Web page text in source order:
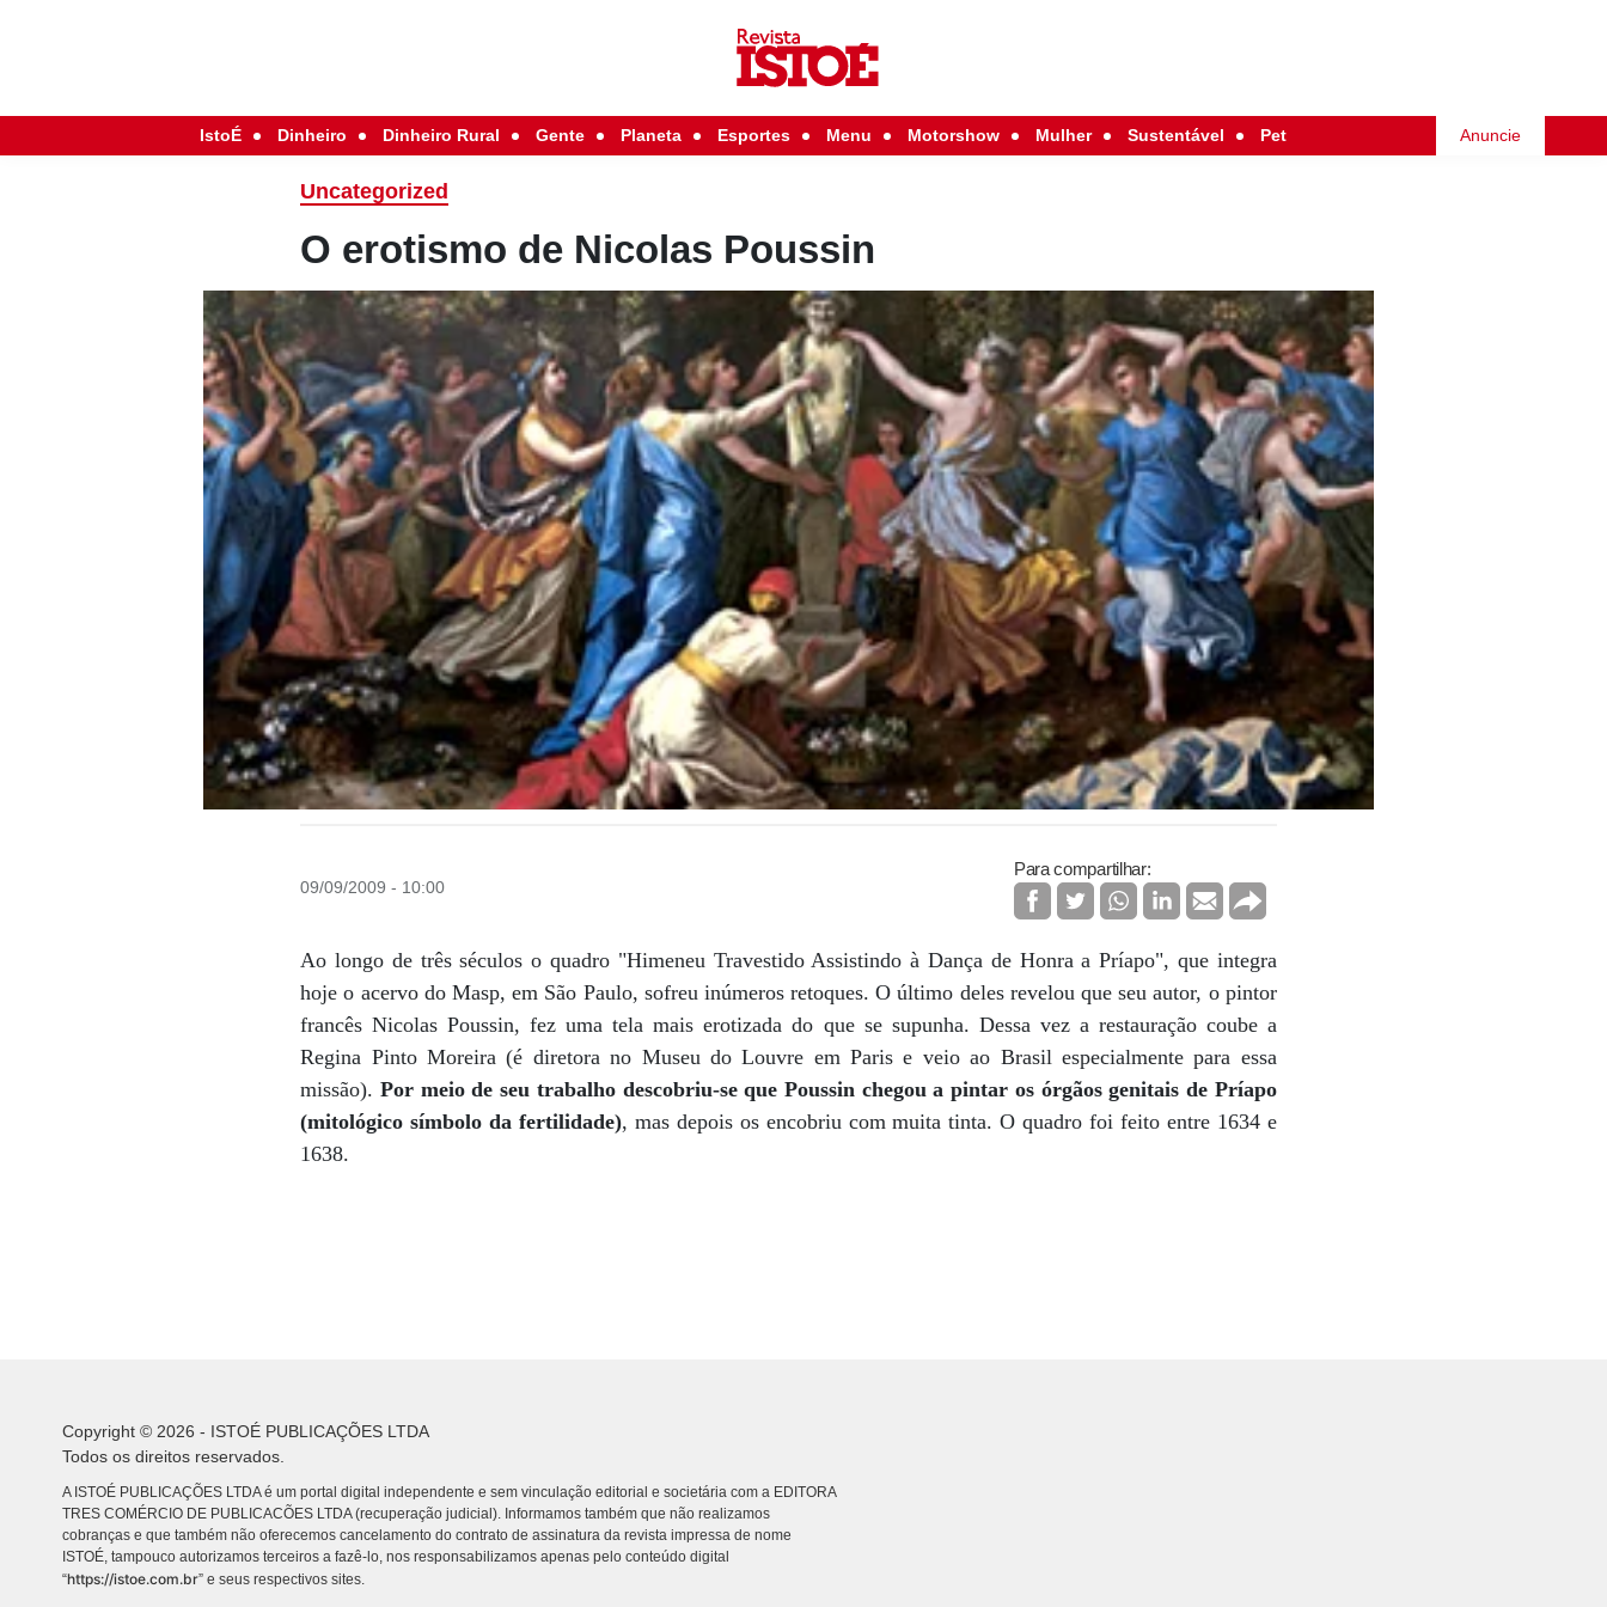
IstoÉ Dinheiro Dinheiro Rural Gente Planeta Esportes Menu Motorshow Mulher Sustentável Pet Anuncie
Uncategorized
O erotismo de Nicolas Poussin
09/09/2009 - 10:00
Para compartilhar:
Ao longo de três séculos o quadro "Himeneu Travestido Assistindo à Dança de Honra a Príapo", que integra
hoje o acervo do Masp, em São Paulo, sofreu inúmeros retoques. O último deles revelou que seu autor, o pintor
francês Nicolas Poussin, fez uma tela mais erotizada do que se supunha. Dessa vez a restauração coube a
Regina Pinto Moreira (é diretora no Museu do Louvre em Paris e veio ao Brasil especialmente para essa
missão). Por meio de seu trabalho descobriu-se que Poussin chegou a pintar os órgãos genitais de Príapo
(mitológico símbolo da fertilidade), mas depois os encobriu com muita tinta. O quadro foi feito entre 1634 e
1638.
Copyright © 2026 - ISTOÉ PUBLICAÇÕES LTDA
Todos os direitos reservados.
A ISTOÉ PUBLICAÇÕES LTDA é um portal digital independente e sem vinculação editorial e societária com a EDITORA
TRES COMÉRCIO DE PUBLICACÕES LTDA (recuperação judicial). Informamos também que não realizamos
cobranças e que também não oferecemos cancelamento do contrato de assinatura da revista impressa de nome
ISTOÉ, tampouco autorizamos terceiros a fazê-lo, nos responsabilizamos apenas pelo conteúdo digital
“https://istoe.com.br” e seus respectivos sites.